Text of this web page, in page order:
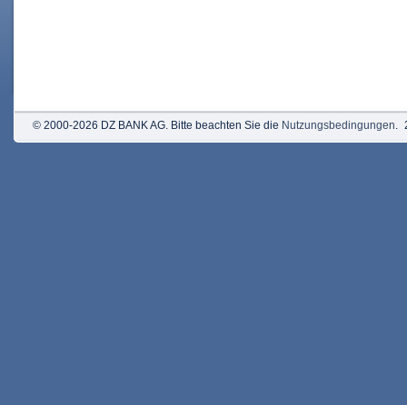
© 2000-2026 DZ BANK AG. Bitte beachten Sie die Nutzungsbedingungen.